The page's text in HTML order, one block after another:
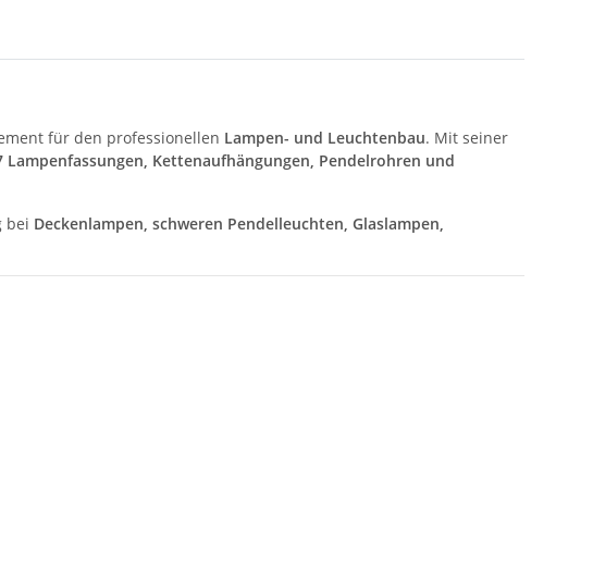
für den professionellen Lampen- und Leuchtenbau. Mit seiner
Lampenfassungen, Kettenaufhängungen, Pendelrohren und
bei Deckenlampen, schweren Pendelleuchten, Glaslampen,